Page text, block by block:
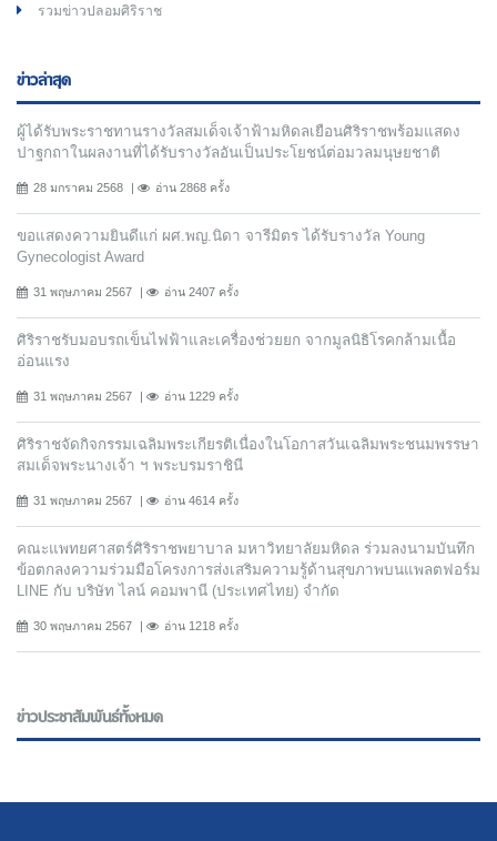
รวมข่าวปลอมศิริราช
ข่าวล่าสุด
ผู้ได้รับพระราชทานรางวัลสมเด็จเจ้าฟ้ามหิดลเยือนศิริราชพร้อมแสดง
ปาฐกถาในผลงานที่ได้รับรางวัลอันเป็นประโยชน์ต่อมวลมนุษยชาติ
28 มกราคม 2568 อ่าน 2868 ครั้ง
ขอแสดงความยินดีแก่ ผศ.พญ.นิดา จารีมิตร ได้รับรางวัล Young
Gynecologist Award
31 พฤษภาคม 2567 อ่าน 2407 ครั้ง
ศิริราชรับมอบรถเข็นไฟฟ้าและเครื่องช่วยยก จากมูลนิธิโรคกล้ามเนื้อ
อ่อนแรง
31 พฤษภาคม 2567 อ่าน 1229 ครั้ง
ศิริราชจัดกิจกรรมเฉลิมพระเกียรติเนื่องในโอกาสวันเฉลิมพระชนมพรรษา
สมเด็จพระนางเจ้า ฯ พระบรมราชินี
31 พฤษภาคม 2567 อ่าน 4614 ครั้ง
คณะแพทยศาสตร์ศิริราชพยาบาล มหาวิทยาลัยมหิดล ร่วมลงนามบันทึก
ข้อตกลงความร่วมมือโครงการส่งเสริมความรู้ด้านสุขภาพบนแพลตฟอร์ม
LINE กับ บริษัท ไลน์ คอมพานี (ประเทศไทย) จํากัด
30 พฤษภาคม 2567 อ่าน 1218 ครั้ง
ข่าวประชาสัมพันธ์ทั้งหมด